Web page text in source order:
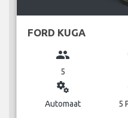
FORD KUGA
group
5
miscellaneous_services
Automaat 5